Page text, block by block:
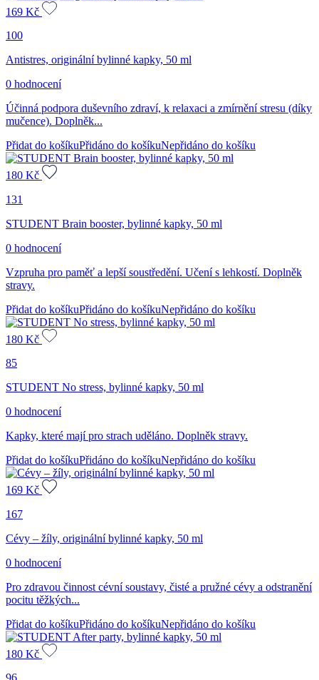
169 Kč
100
Antistres, originální bylinné kapky, 50 ml
0 hodnocení
Účinná podpora duševního zdraví, k relaxaci a zmírnění stresu (díky
mučence). Doplněk...
Přidat do košíkuPřidáno do košíkuNepřidáno do košíku
180 Kč
131
STUDENT Brain booster, bylinné kapky, 50 ml
0 hodnocení
Vzpruha pro paměť a lepší soustředění. Učení s lehkostí. Doplněk
stravy.
Přidat do košíkuPřidáno do košíkuNepřidáno do košíku
180 Kč
85
STUDENT No stress, bylinné kapky, 50 ml
0 hodnocení
Kapky, které mají pro strach uděláno. Doplněk stravy.
Přidat do košíkuPřidáno do košíkuNepřidáno do košíku
169 Kč
167
Cévy – žíly, originální bylinné kapky, 50 ml
0 hodnocení
Pro zdravou činnost cévní soustavy, čisté a pružné cévy a odstranění
pocitu těžkých...
Přidat do košíkuPřidáno do košíkuNepřidáno do košíku
180 Kč